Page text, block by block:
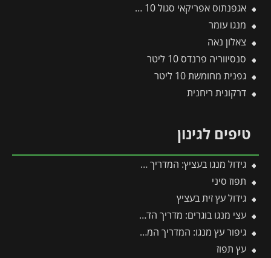
אגפנתוס אפריקאי סגול 10 ליטר
מנגו עומר
צאלון נאה
סנסיווריה פרנדס 10 ליטר
גפנית מחומשת 10 ליטר
דרקונית ריחנית
טיפים לגינון
גידול מנגו בעציץ: המדריך המלא למקסום פרי במרפסת ובגינה
תפוז סיני
גידול עץ זית בעציץ
עצי מנגו בוגרים: מדריך הדרך המהירה לפירות וצל בגינה
גיפור עץ מנגו: המדריך המקצועי לטיפול בקימחון, הגדלת היבול ודרכי יישום יעילות
עץ תפוז